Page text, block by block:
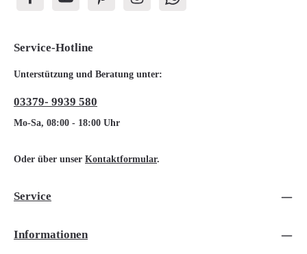
Service-Hotline
Unterstützung und Beratung unter:
03379- 9939 580
Mo-Sa, 08:00 - 18:00 Uhr
Oder über unser Kontaktformular.
Service
Informationen